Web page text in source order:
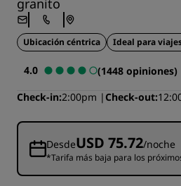
granito
Ubicación céntrica Ideal para
4.0
(1448 opiniones)
Check-in 2:00pm Check-out
DesdeUSD 75.72/noche
*Tarifa más baja para los